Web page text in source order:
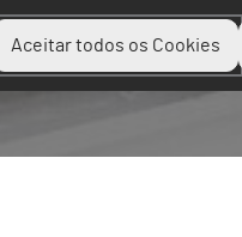
Aceitar todos os Cookies
Planear